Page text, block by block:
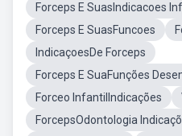
Forceps E SuasIndicacoes
Forceps E SuasFuncoes
IndicaçoesDe Forceps
Forceps E SuaFunções
Forceo InfantilIndicações
ForcepsOdontologia